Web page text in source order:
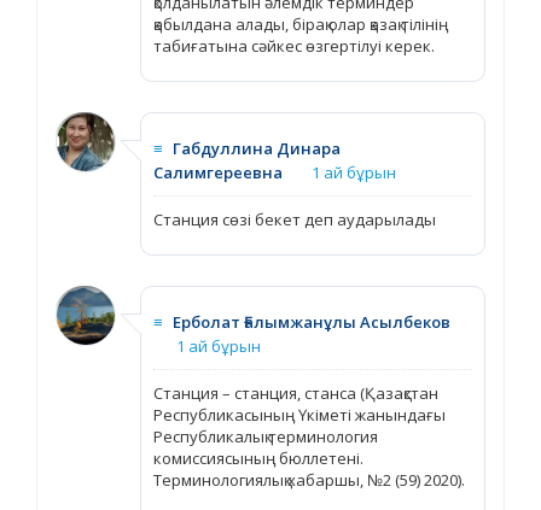
қабылдана алады, бірақ олар қазақ тілінің
табиғатына сәйкес өзгертілуі керек.
≡ Габдуллина Динара
Салимгереевна
1 ай бұрын
Станция сөзі бекет деп аударылады
≡ Ерболат Ғалымжанұлы Асылбеков
1 ай бұрын
Станция – станция, станса (Қазақстан
Республикасының Үкіметі жанындағы
Республикалық терминология
комиссиясының бюллетені.
Терминологиялық хабаршы, №2 (59) 2020).